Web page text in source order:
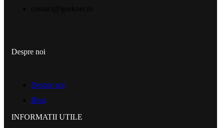
Despre noi
Despre noi
Blog
INFORMATII UTILE​